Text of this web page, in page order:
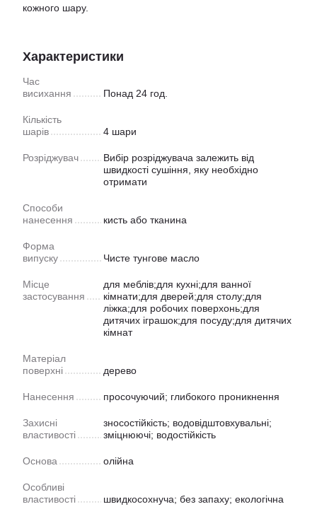
кожного шару.
Характеристики
Час
висихання
Понад 24 год.
Кількість
шарів
4 шари
Розріджувач
Вибір розріджувача залежить від
швидкості сушіння, яку необхідно
отримати
Способи
нанесення
кисть або тканина
Форма
випуску
Чисте тунгове масло
Місце
застосування
для меблів;для кухні;для ванної
кімнати;для дверей;для столу;для
ліжка;для робочих поверхонь;для
дитячих іграшок;для посуду;для дитячих
кімнат
Матеріал
поверхні
дерево
Нанесення просочуючий; глибокого проникнення
Захисні
властивості
зносостійкість; водовідштовхувальні;
зміцнюючі; водостійкість
Основа олійна
Особливі
властивості
швидкосохнуча; без запаху; екологічна